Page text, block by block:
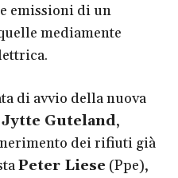
emissioni di un
mediamente
di avvio della nuova
Jytte Guteland,
dei rifiuti già
Peter Liese (Ppe),